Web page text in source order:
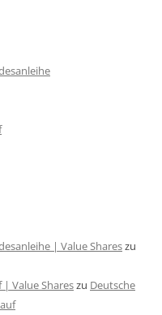
| Value Shareszu
| Value Shareszu Deutsche